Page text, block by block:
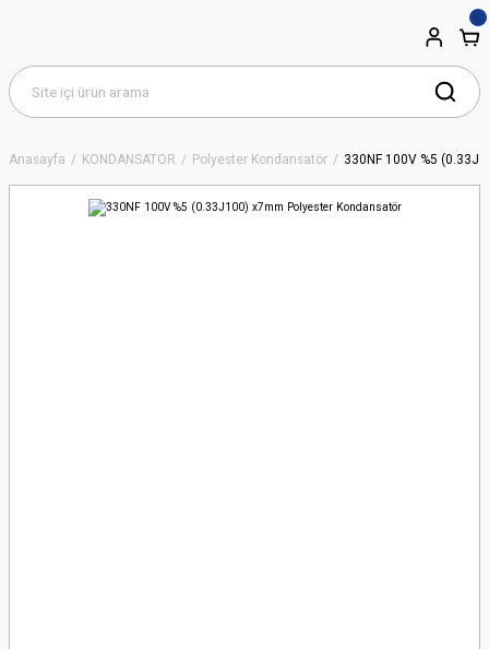
Anasayfa KONDANSATÖR Polyester Kondansatör 330NF 100V %5